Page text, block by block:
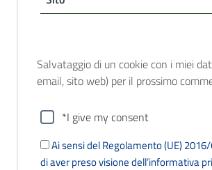
Salvataggio di un cookie con i miei
email, sito web) per il prossimo
*I give my consent
Ai sensi del Regolamento (UE)
di aver preso visione dell’informativa